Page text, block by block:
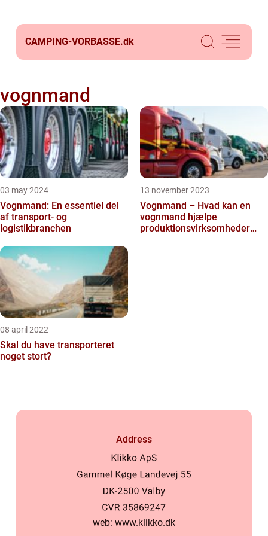
CAMPING-VORBASSE.dk
vognmand
03 may 2024
Vognmand: En essentiel del
af transport- og
logistikbranchen
13 november 2023
Vognmand – Hvad kan en
vognmand hjælpe
produktionsvirksomheder
08 april 2022
Skal du have transporteret
noget stort?
Address
web: www.klikko.dk